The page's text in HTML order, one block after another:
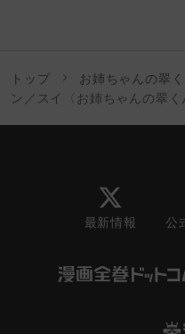
トップ お姉ちゃんの翠
ン／スイ〈お姉ちゃんの翠く
最新情報 公